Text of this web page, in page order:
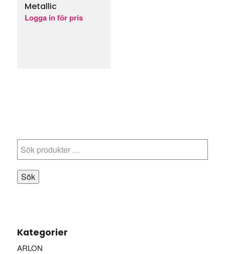
Metallic
Logga in för pris
Sök
Kategorier
ARLON